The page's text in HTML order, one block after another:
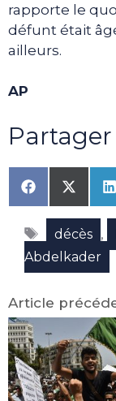
rapporte le
défunt était
ailleurs.
AP
Share
on
Facebook
Share
on
X
décès ,
Abdelkader
Article